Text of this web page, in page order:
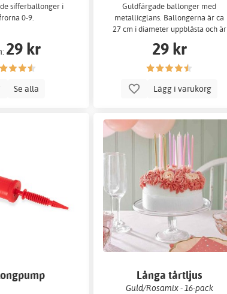
sifferballonger i
0-9.
29 kr
Se alla
Guldfärgade ballonger med
metallicglans. Ballongerna är ca
27 cm i diameter uppblåsta och är
tillver...
29 kr
Lägg i varukorg
Långa tårtljus
Guld/Rosamix - 16-pack